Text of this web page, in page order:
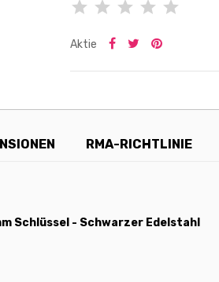
Aktie
RMA-RICHTLINIE
Schlüssel - Schwarzer Edelstahl